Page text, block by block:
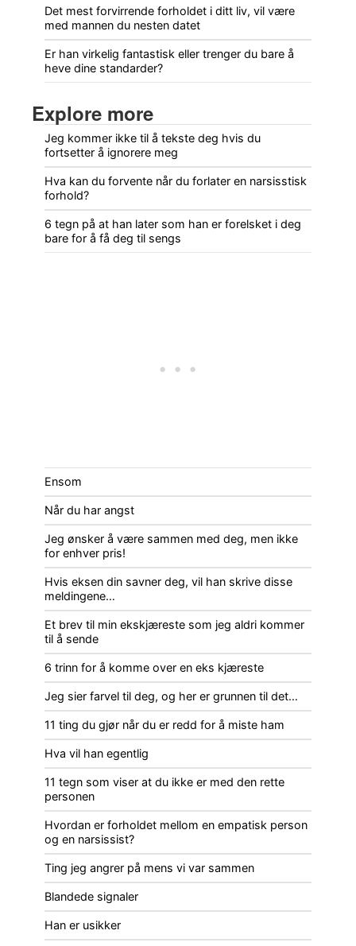
Det mest forvirrende forholdet i ditt liv, vil være
med mannen du nesten datet
Er han virkelig fantastisk eller trenger du bare å
heve dine standarder?
Explore more
Jeg kommer ikke til å tekste deg hvis du
fortsetter å ignorere meg
Hva kan du forvente når du forlater en narsisstisk
forhold?
6 tegn på at han later som han er forelsket i deg
bare for å få deg til sengs
Ensom
Når du har angst
Jeg ønsker å være sammen med deg, men ikke
for enhver pris!
Hvis eksen din savner deg, vil han skrive disse
meldingene…
Et brev til min ekskjæreste som jeg aldri kommer
til å sende
6 trinn for å komme over en eks kjæreste
Jeg sier farvel til deg, og her er grunnen til det…
11 ting du gjør når du er redd for å miste ham
Hva vil han egentlig
11 tegn som viser at du ikke er med den rette
personen
Hvordan er forholdet mellom en empatisk person
og en narsissist?
Ting jeg angrer på mens vi var sammen
Blandede signaler
Han er usikker